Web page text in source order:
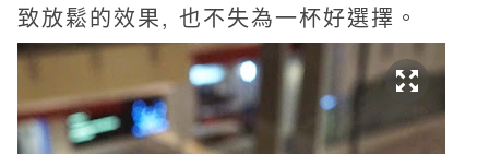
致放鬆的效果, 也不失為一杯好選擇。